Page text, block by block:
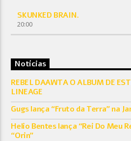
SKUNKED BRAIN.
20:00
Notícias
REBEL DAAWTA O ALBUM DE
LINEAGE
Gugs lança “Fruto da Terra” na
Helio Bentes lança “Rei Do Meu
“Orin”